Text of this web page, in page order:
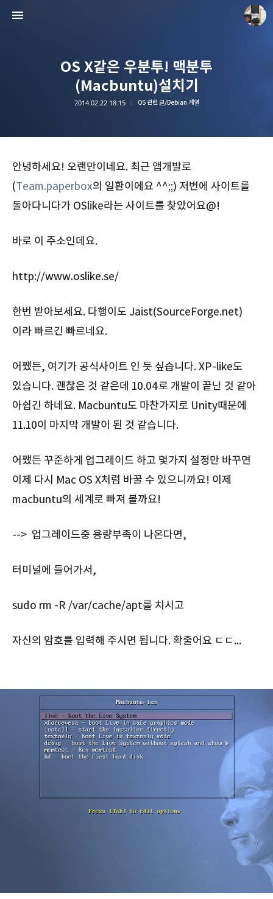
OS X같은 우분투! 맥분투
(Macbuntu)설치기
2014.02.22 18:15 OS 관련 글/Debian 계열
안녕하세요! 오랜만이네요. 최근 앱개발로
(Team.paperbox의 일환이에요 ^^;;) 저번에 사이트를
돌아다니다가 OSlike라는 사이트를 찾았어요@!
바로 이 주소인데요.
http://www.oslike.se/
한번 받아보세요. 다행이도 Jaist(SourceForge.net)
이라 빠르긴 빠르네요.
어쨌든, 여기가 공식사이트 인 듯 싶습니다. XP-like도
있습니다. 괜찮은 것 같은데 10.04로 개발이 끝난 것 같아
아쉽긴 하네요. Macbuntu도 마찬가지로 Unity때문에
11.10이 마지막 개발이 된 것 같습니다.
어쨌든 꾸준하게 업그레이드 하고 몇가지 설정만 바꾸면
이제 다시 Mac OS X처럼 바꿀 수 있으니까요! 이제
macbuntu의 세계로 빠져 볼까요!
--> 업그레이드중 용량부족이 나온다면,
터미널에 들어가서,
sudo rm -R /var/cache/apt를 치시고
자신의 암호를 입력해 주시면 됩니다. 확줄어요 ㄷㄷ...
종이상자 공책